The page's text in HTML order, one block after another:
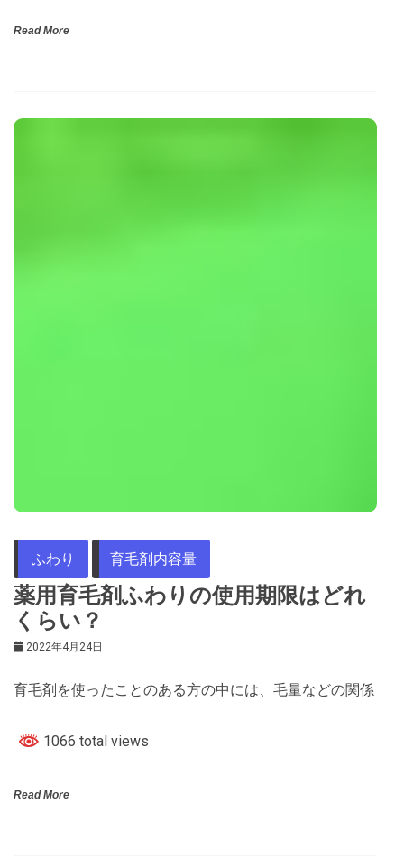
Read More
ふわり 育毛剤内容量
薬用育毛剤ふわりの使用期限はどれ
くらい？
2022年4月24日
育毛剤を使ったことのある方の中には、毛量などの関係
1066 total views
Read More